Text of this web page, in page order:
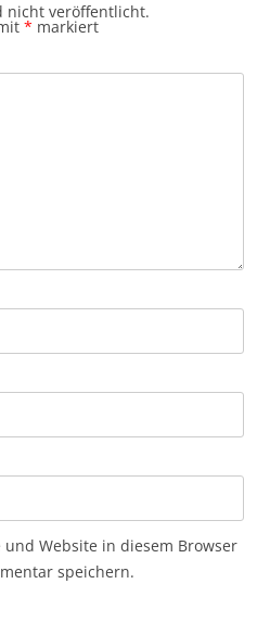
nicht veröffentlicht.
* markiert
und Website in diesem Browser
speichern.